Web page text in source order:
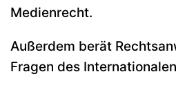
Medienrecht.
Außerdem berät
Fragen des